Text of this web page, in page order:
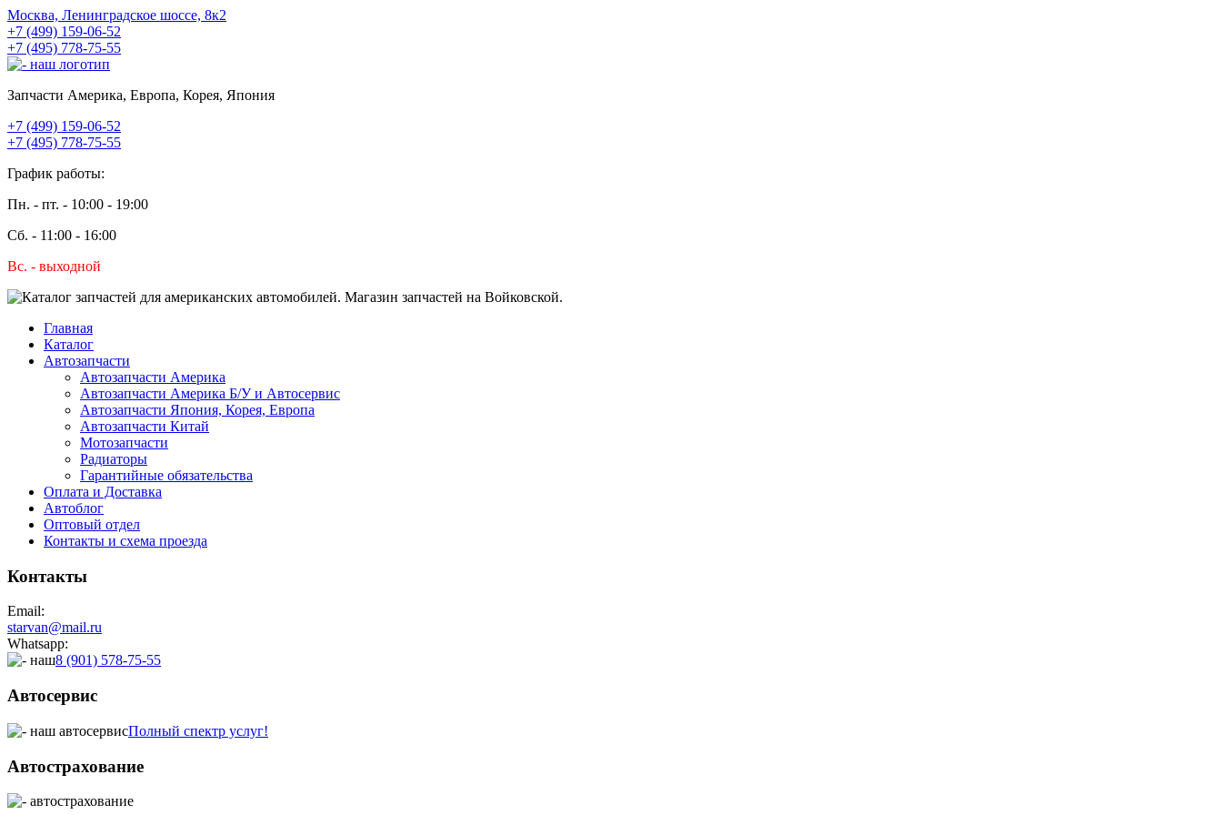
Москва, Ленинградское шоссе, 8к2
+7 (499) 159-06-52
+7 (495) 778-75-55
Запчасти Америка, Европа, Корея, Япония
+7 (499) 159-06-52
+7 (495) 778-75-55
График работы:
Пн. - пт. - 10:00 - 19:00
Сб. - 11:00 - 16:00
Вс. - выходной
Главная
Каталог
Автозапчасти
Автозапчасти Америка
Автозапчасти Америка Б/У и Автосервис
Автозапчасти Япония, Корея, Европа
Автозапчасти Китай
Мотозапчасти
Радиаторы
Гарантийные обязательства
Оплата и Доставка
Автоблог
Оптовый отдел
Контакты и схема проезда
Контакты
Email:
starvan@mail.ru
Whatsapp:
8 (901) 578-75-55
Автосервис
Полный спектр услуг!
Автострахование